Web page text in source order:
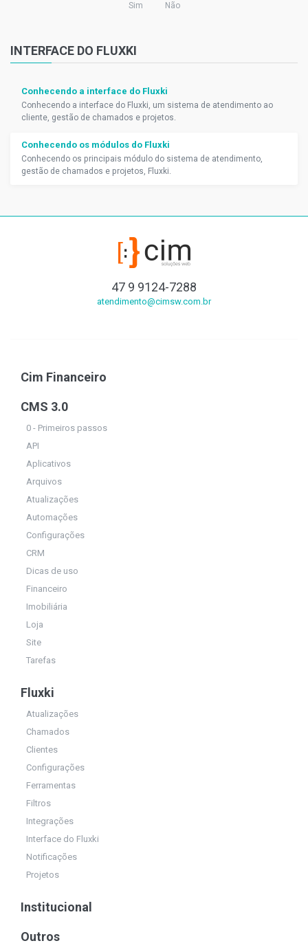
Sim Não
INTERFACE DO FLUXKI
Conhecendo a interface do Fluxki
Conhecendo a interface do Fluxki, um sistema de atendimento ao
cliente, gestão de chamados e projetos.
Conhecendo os módulos do Fluxki
Conhecendo os principais módulo do sistema de atendimento,
gestão de chamados e projetos, Fluxki.
47 9 9124-7288
atendimento@cimsw.com.br
Cim Financeiro
CMS 3.0
0 - Primeiros passos
API
Aplicativos
Arquivos
Atualizações
Automações
Configurações
CRM
Dicas de uso
Financeiro
Imobiliária
Loja
Site
Tarefas
Fluxki
Atualizações
Chamados
Clientes
Configurações
Ferramentas
Filtros
Integrações
Interface do Fluxki
Notificações
Projetos
Institucional
Outros